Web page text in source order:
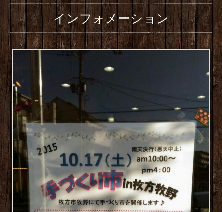
インフォメーション